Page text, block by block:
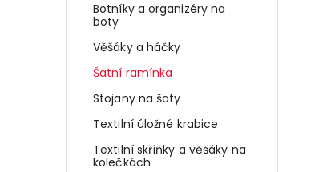
Botníky a organizéry na
boty
Věšáky a háčky
Šatní ramínka
Stojany na šaty
Textilní úložné krabice
Textilní skříňky a věšáky na
kolečkách